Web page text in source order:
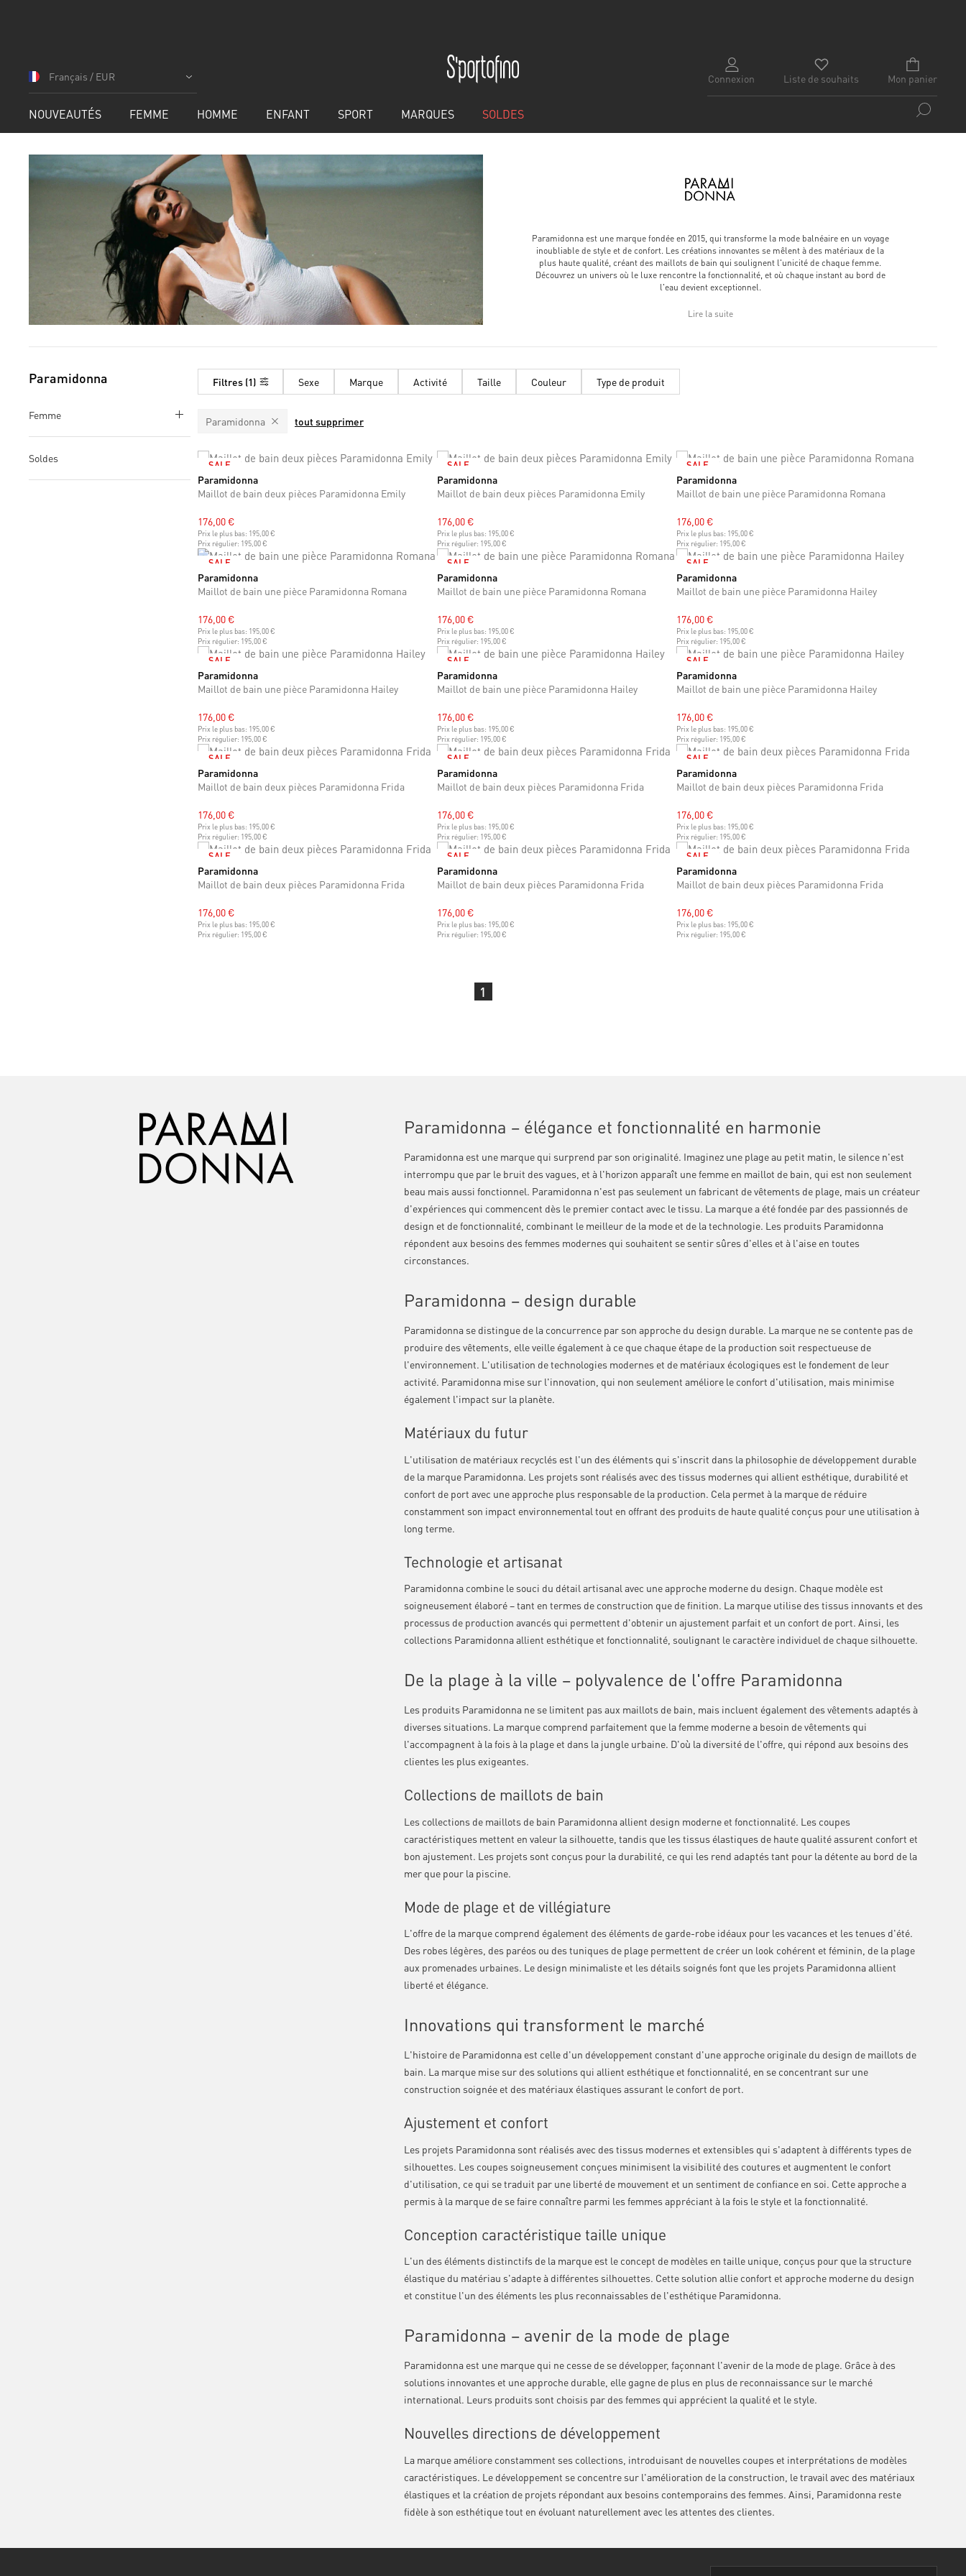
Connexion Mon panier
Liste de souhaits
Français / EUR
NOUVEAUTÉS FEMME HOMME ENFANT SPORT MARQUES SOLDES
Paramidonna est une marque fondée en 2015, qui transforme la mode balnéaire en un voyage
inoubliable de style et de confort. Les créations innovantes se mêlent à des matériaux de la
plus haute qualité, créant des maillots de bain qui soulignent l'unicité de chaque femme.
Découvrez un univers où le luxe rencontre la fonctionnalité, et où chaque instant au bord de
l'eau devient exceptionnel.
Lire la suite
Paramidonna
Femme
Soldes
Filtres 1 Sexe Marque Activité Taille Couleur Type de produit
Paramidonna tout supprimer
SALE
XS S M L
Paramidonna
Maillot de bain deux pièces Paramidonna Emily
176,00 €
Prix le plus bas: 195,00 €
Prix régulier: 195,00 €
SALE
XS S M L
Paramidonna
Maillot de bain deux pièces Paramidonna Emily
176,00 €
Prix le plus bas: 195,00 €
Prix régulier: 195,00 €
SALE
XS S M L
Paramidonna
Maillot de bain une pièce Paramidonna Romana
176,00 €
Prix le plus bas: 195,00 €
Prix régulier: 195,00 €
SALE
XS S M L
Paramidonna
Maillot de bain une pièce Paramidonna Romana
176,00 €
Prix le plus bas: 195,00 €
Prix régulier: 195,00 €
SALE
XS S M L
Paramidonna
Maillot de bain une pièce Paramidonna Romana
176,00 €
Prix le plus bas: 195,00 €
Prix régulier: 195,00 €
SALE
XS S M L
Paramidonna
Maillot de bain une pièce Paramidonna Hailey
176,00 €
Prix le plus bas: 195,00 €
Prix régulier: 195,00 €
SALE
XS S M L
Paramidonna
Maillot de bain une pièce Paramidonna Hailey
176,00 €
Prix le plus bas: 195,00 €
Prix régulier: 195,00 €
SALE
XS S M L
Paramidonna
Maillot de bain une pièce Paramidonna Hailey
176,00 €
Prix le plus bas: 195,00 €
Prix régulier: 195,00 €
SALE
XS S M L
Paramidonna
Maillot de bain une pièce Paramidonna Hailey
176,00 €
Prix le plus bas: 195,00 €
Prix régulier: 195,00 €
SALE
XS S M L
Paramidonna
Maillot de bain deux pièces Paramidonna Frida
176,00 €
Prix le plus bas: 195,00 €
Prix régulier: 195,00 €
SALE
XS S M L
Paramidonna
Maillot de bain deux pièces Paramidonna Frida
176,00 €
Prix le plus bas: 195,00 €
Prix régulier: 195,00 €
SALE
XS S M L
Paramidonna
Maillot de bain deux pièces Paramidonna Frida
176,00 €
Prix le plus bas: 195,00 €
Prix régulier: 195,00 €
SALE
XS S M L
Paramidonna
Maillot de bain deux pièces Paramidonna Frida
176,00 €
Prix le plus bas: 195,00 €
Prix régulier: 195,00 €
SALE
XS S M L
Paramidonna
Maillot de bain deux pièces Paramidonna Frida
176,00 €
Prix le plus bas: 195,00 €
Prix régulier: 195,00 €
SALE
XS S M L
Paramidonna
Maillot de bain deux pièces Paramidonna Frida
176,00 €
Prix le plus bas: 195,00 €
Prix régulier: 195,00 €
1
Paramidonna – élégance et fonctionnalité en harmonie
Paramidonna est une marque qui surprend par son originalité. Imaginez une plage au petit matin, le silence n'est
interrompu que par le bruit des vagues, et à l'horizon apparaît une femme en maillot de bain, qui est non seulement
beau mais aussi fonctionnel. Paramidonna n'est pas seulement un fabricant de vêtements de plage, mais un créateur
d'expériences qui commencent dès le premier contact avec le tissu. La marque a été fondée par des passionnés de
design et de fonctionnalité, combinant le meilleur de la mode et de la technologie. Les produits Paramidonna
répondent aux besoins des femmes modernes qui souhaitent se sentir sûres d'elles et à l'aise en toutes
circonstances.
Paramidonna – design durable
Paramidonna se distingue de la concurrence par son approche du design durable. La marque ne se contente pas de
produire des vêtements, elle veille également à ce que chaque étape de la production soit respectueuse de
l'environnement. L'utilisation de technologies modernes et de matériaux écologiques est le fondement de leur
activité. Paramidonna mise sur l'innovation, qui non seulement améliore le confort d'utilisation, mais minimise
également l'impact sur la planète.
Matériaux du futur
L'utilisation de matériaux recyclés est l'un des éléments qui s'inscrit dans la philosophie de développement durable
de la marque Paramidonna. Les projets sont réalisés avec des tissus modernes qui allient esthétique, durabilité et
confort de port avec une approche plus responsable de la production. Cela permet à la marque de réduire
constamment son impact environnemental tout en offrant des produits de haute qualité conçus pour une utilisation à
long terme.
Technologie et artisanat
Paramidonna combine le souci du détail artisanal avec une approche moderne du design. Chaque modèle est
soigneusement élaboré – tant en termes de construction que de finition. La marque utilise des tissus innovants et des
processus de production avancés qui permettent d'obtenir un ajustement parfait et un confort de port. Ainsi, les
collections Paramidonna allient esthétique et fonctionnalité, soulignant le caractère individuel de chaque silhouette.
De la plage à la ville – polyvalence de l'offre Paramidonna
Les produits Paramidonna ne se limitent pas aux maillots de bain, mais incluent également des vêtements adaptés à
diverses situations. La marque comprend parfaitement que la femme moderne a besoin de vêtements qui
l'accompagnent à la fois à la plage et dans la jungle urbaine. D'où la diversité de l'offre, qui répond aux besoins des
clientes les plus exigeantes.
Collections de maillots de bain
Les collections de maillots de bain Paramidonna allient design moderne et fonctionnalité. Les coupes
caractéristiques mettent en valeur la silhouette, tandis que les tissus élastiques de haute qualité assurent confort et
bon ajustement. Les projets sont conçus pour la durabilité, ce qui les rend adaptés tant pour la détente au bord de la
mer que pour la piscine.
Mode de plage et de villégiature
L'offre de la marque comprend également des éléments de garde-robe idéaux pour les vacances et les tenues d'été.
Des robes légères, des paréos ou des tuniques de plage permettent de créer un look cohérent et féminin, de la plage
aux promenades urbaines. Le design minimaliste et les détails soignés font que les projets Paramidonna allient
liberté et élégance.
Innovations qui transforment le marché
L'histoire de Paramidonna est celle d'un développement constant d'une approche originale du design de maillots de
bain. La marque mise sur des solutions qui allient esthétique et fonctionnalité, en se concentrant sur une
construction soignée et des matériaux élastiques assurant le confort de port.
Ajustement et confort
Les projets Paramidonna sont réalisés avec des tissus modernes et extensibles qui s'adaptent à différents types de
silhouettes. Les coupes soigneusement conçues minimisent la visibilité des coutures et augmentent le confort
d'utilisation, ce qui se traduit par une liberté de mouvement et un sentiment de confiance en soi. Cette approche a
permis à la marque de se faire connaître parmi les femmes appréciant à la fois le style et la fonctionnalité.
Conception caractéristique taille unique
L'un des éléments distinctifs de la marque est le concept de modèles en taille unique, conçus pour que la structure
élastique du matériau s'adapte à différentes silhouettes. Cette solution allie confort et approche moderne du design
et constitue l'un des éléments les plus reconnaissables de l'esthétique Paramidonna.
Paramidonna – avenir de la mode de plage
Paramidonna est une marque qui ne cesse de se développer, façonnant l'avenir de la mode de plage. Grâce à des
solutions innovantes et une approche durable, elle gagne de plus en plus de reconnaissance sur le marché
international. Leurs produits sont choisis par des femmes qui apprécient la qualité et le style.
Nouvelles directions de développement
La marque améliore constamment ses collections, introduisant de nouvelles coupes et interprétations de modèles
caractéristiques. Le développement se concentre sur l'amélioration de la construction, le travail avec des matériaux
élastiques et la création de projets répondant aux besoins contemporains des femmes. Ainsi, Paramidonna reste
fidèle à son esthétique tout en évoluant naturellement avec les attentes des clientes.